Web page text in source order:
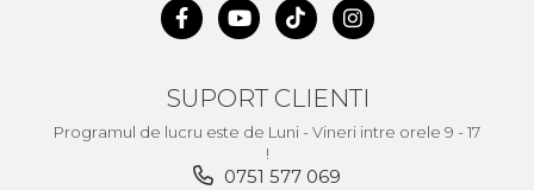
SUPORT CLIENTI
Programul de lucru este de Luni - Vineri intre orele 9 - 17
!
0751 577 069